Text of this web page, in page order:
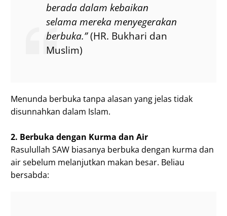
berada dalam kebaikan
selama mereka menyegerakan
berbuka.”(HR. Bukhari dan
Muslim)
Menunda berbuka tanpa alasan yang jelas tidak
disunnahkan dalam Islam.
2. Berbuka dengan Kurma dan Air
Rasulullah SAW biasanya berbuka dengan kurma dan
air sebelum melanjutkan makan besar. Beliau
bersabda: